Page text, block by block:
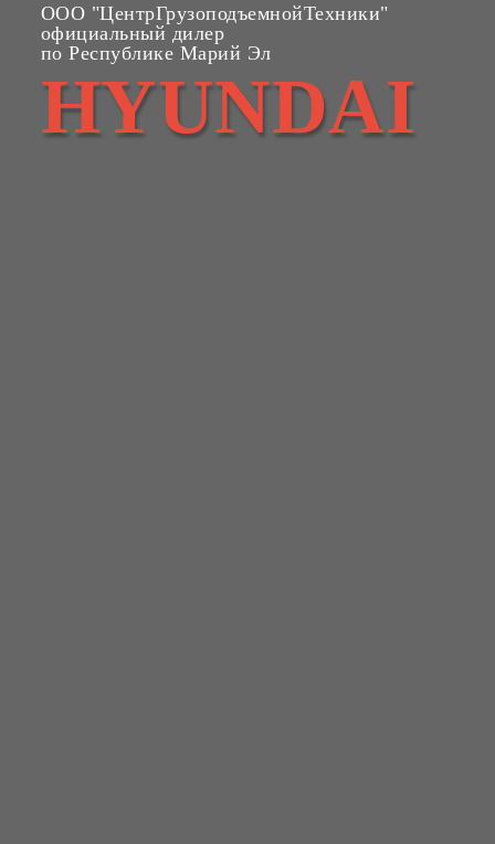
ООО "ЦентрГрузоподъемнойТехники"
официальный дилер
по Республике Марий Эл
HYUNDAI